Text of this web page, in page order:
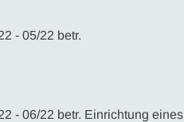
- 05/22 betr.
- 06/22 betr. Einrichtung eines